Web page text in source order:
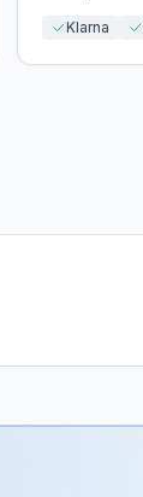
Klarna